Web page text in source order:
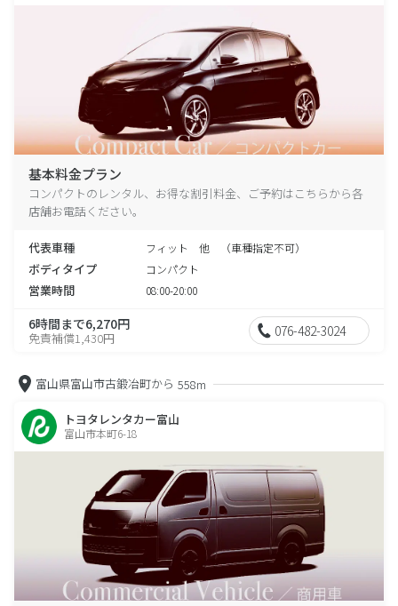
基本料金プラン
コンパクトのレンタル、お得な割引料金、ご予約はこちらから各
店舗お電話ください。
代表車種 フィット 他 （車種指定不可）
ボディタイプ コンパクト
営業時間 08:00-20:00
6時間まで6,270円
免責補償1,430円 076-482-3024
富山県富山市古鍛冶町から 558m
トヨタレンタカー富山
富山市本町6-18